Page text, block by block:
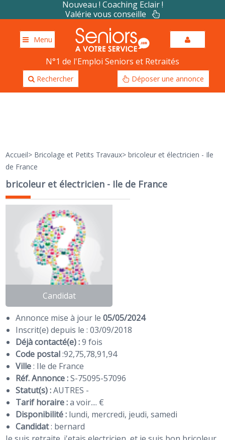
Nouveau ! Coaching Eclair !
Valérie vous conseille
Menu
N°1 de l'Emploi Seniors et Retraités
Rechercher Déposer une annonce
Accueil> Bricolage et Petits Travaux>bricoleur et électricien - Ile
de France
bricoleur et électricien - Ile de France
Candidat
Annonce mise à jour le05/05/2024
Inscrit(e) depuis le : 03/09/2018
Déjà contacté(e) :9 fois
Code postal:92,75,78,91,94
Ville: Ile de France
Réf. Annonce :S-75095-57096
Statut(s) :AUTRES -
Tarif horaire :a voir.... €
Disponibilité : lundi, mercredi, jeudi, samedi
Candidat: bernard